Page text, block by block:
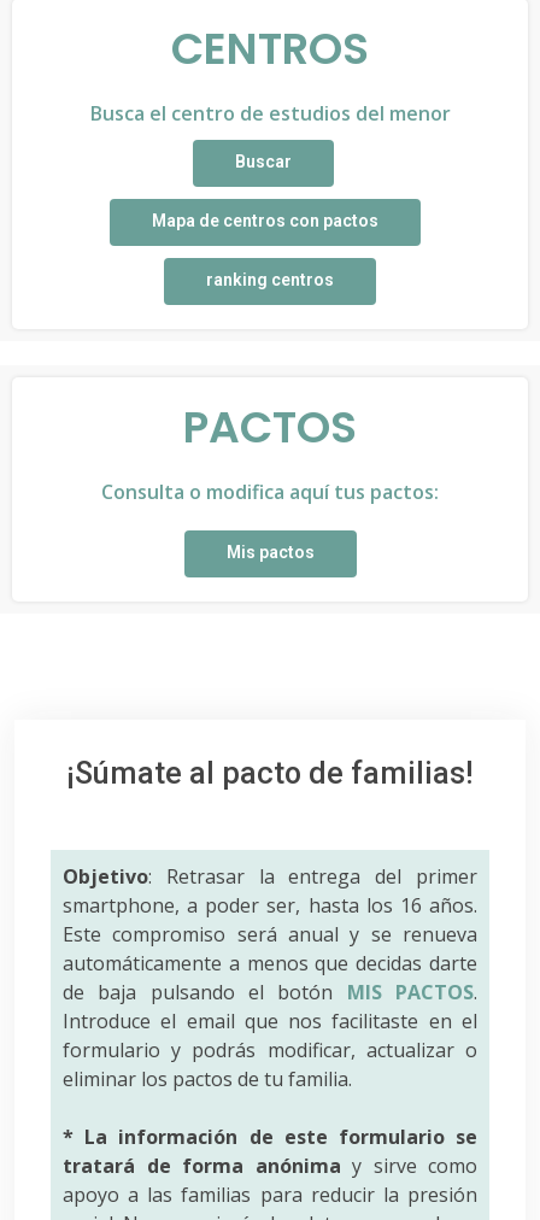
CENTROS
Busca el centro de estudios del menor
Buscar
Mapa de centros con pactos
ranking centros
PACTOS
Consulta o modifica aquí tus pactos:
Mis pactos
¡Súmate al pacto de familias!
Objetivo: Retrasar la entrega del primer
smartphone, a poder ser, hasta los 16 años.
Este compromiso será anual y se renueva
automáticamente a menos que decidas darte
de baja pulsando el botón MIS PACTOS.
Introduce el email que nos facilitaste en el
formulario y podrás modificar, actualizar o
eliminar los pactos de tu familia.
* La información de este formulario se
tratará de forma anónima y sirve como
apoyo a las familias para reducir la presión